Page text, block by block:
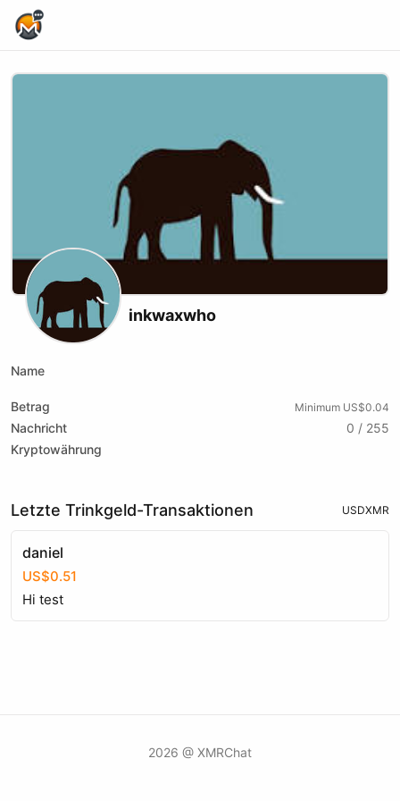
inkwaxwho
Name
Betrag Minimum US$0.04
Nachricht
0 / 255
Kryptowährung
Letzte Trinkgeld-Transaktionen USDXMR
daniel
US$0.51
Hi test
2026 @ XMRChat